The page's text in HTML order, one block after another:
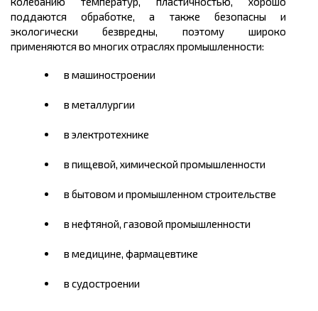
поддаются обработке, а также безопасны и
экологически безвредны, поэтому широко
применяются во многих отраслях промышленности:
в машиностроении
в металлургии
в электротехнике
в пищевой, химической промышленности
в бытовом и промышленном строительстве
в нефтяной, газовой промышленности
в медицине, фармацевтике
в судостроении